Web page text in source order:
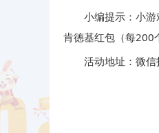
小编提示：小
肯德基红包（每200
活动地址：微信